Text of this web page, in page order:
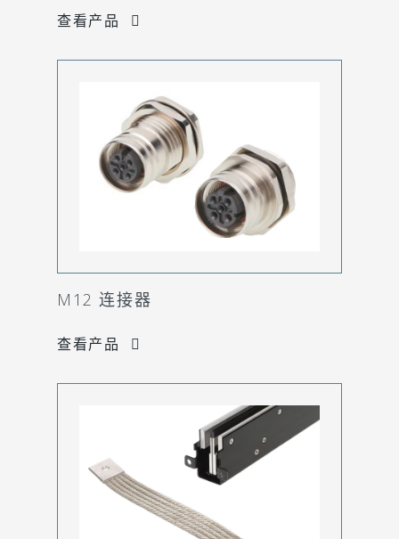
查看产品
M12 连接器
查看产品